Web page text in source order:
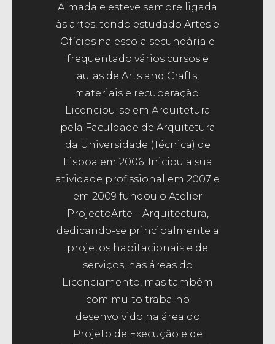
Almada e esteve sempre ligada
às artes, tendo estudado Artes e
Ofícios na escola secundária e
frequentado vários cursos e
aulas de Arts and Crafts,
materiais e recuperação.
Licenciou-se em Arquitetura
pela Faculdade de Arquitetura
da Universidade (Técnica) de
Lisboa em 2006. Iniciou a sua
atividade profissional em 2007 e
em 2009 fundou o Atelier
ProjectoArte – Arquitectura,
dedicando-se principalmente a
projetos habitacionais e de
serviços, nas áreas do
Licenciamento, mas também
com muito trabalho
desenvolvido na área do
Projeto de Execução e de